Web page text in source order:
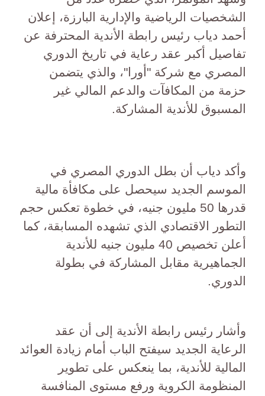
الشخصيات الرياضية والإدارية البارزة، إعلان
أحمد دياب رئيس رابطة الأندية المحترفة عن
تفاصيل أكبر عقد رعاية في تاريخ الدوري
المصري مع شركة "أورا"، والذي يتضمن
حزمة من المكافآت والدعم المالي غير
المسبوق للأندية المشاركة.
وأكد دياب أن بطل الدوري المصري في
الموسم الجديد سيحصل على مكافأة مالية
قدرها 50 مليون جنيه، في خطوة تعكس حجم
التطور الاقتصادي الذي تشهده المسابقة، كما
أعلن تخصيص 40 مليون جنيه للأندية
الجماهيرية مقابل المشاركة في بطولة
الدوري.
وأشار رئيس رابطة الأندية إلى أن عقد
الرعاية الجديد سيفتح الباب أمام زيادة العوائد
المالية للأندية، بما ينعكس على تطوير
المنظومة الكروية ورفع مستوى المنافسة